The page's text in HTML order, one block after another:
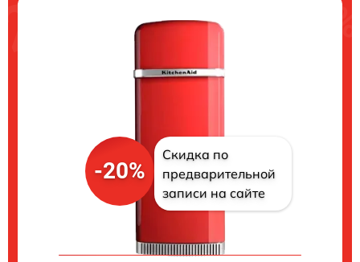
-20%
Скидка по
предварительной
записи на сайте